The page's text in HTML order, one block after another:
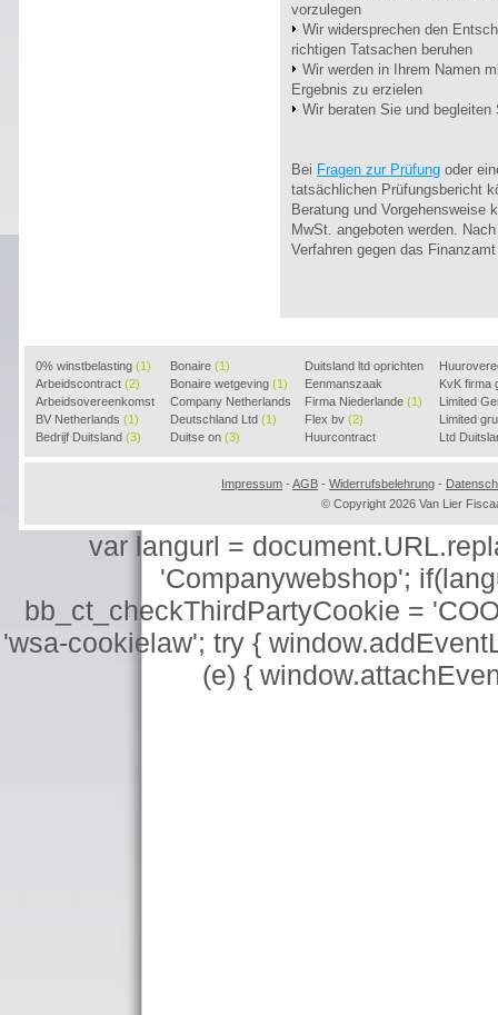
vorzulegen
Wir widersprechen den
richtigen Tatsachen beruhen
Wir werden in Ihrem Namen
Ergebnis zu erzielen
Wir beraten Sie und begleiten
Bei Fragen zur Prüfung oder
tatsächlichen Prüfungsbericht
Beratung und Vorgehensweise
MwSt. angeboten werden.
Verfahren gegen das
0% winstbelasting (1)
Arbeidscontract (2)
Arbeidsovereenkomst
(2)
BV Netherlands (1)
Bedrijf Duitsland (3)
Bonaire (1)
Bonaire wetgeving (1)
Company Netherlands
(1)
Deutschland Ltd (1)
Duitse on (3)
Duitsland ltd oprichten
(2)
Eenmanszaak
beginnen(1)
Firma Niederlande (1)
Flex bv (2)
Huurcontract
voorbeeld(3)
KvK firma
Limited
Limited
Ltd
Impressum - AGB - Widerrufsbelehrung -
© Copyright 2026 Van Lier
var langurl =
'Companywebshop';
bb_ct_checkThirdPartyCookie =
'wsa-cookielaw'; try {
(e) {